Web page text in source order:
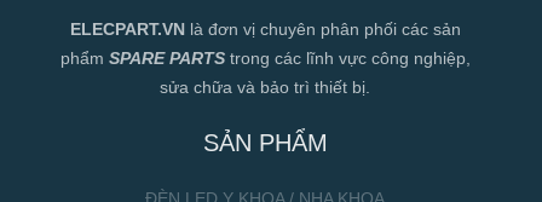
ELECPART.VN là đơn vị chuyên phân phối các sản
phẩm SPARE PARTStrong các lĩnh vực công nghiệp,
sửa chữa và bảo trì thiết bị.
SẢN PHẨM
ĐÈN LED Y KHOA / NHA KHOA